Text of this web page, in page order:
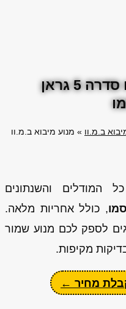
מנוע מיבוא ב.מ.וו סדרה 5 גראן
ב.מ.וו » מנוע מיבוא ב.מ.וו
המודלים והשנתונים
, כולל אחריות מלאה.
לספק לכם מנוע שמור
מקיפות.
מחיר ←